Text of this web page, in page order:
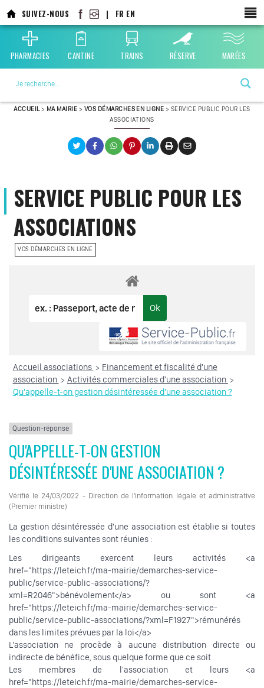
au
contenu
principal
SUIVEZ-NOUS | FR EN
PHARMACIES CANTINE TRAINS RÉSERVE MARÉES
ACCUEIL> MA MAIRIE > VOS DÉMARCHES EN LIGNE > SERVICE PUBLIC POUR LES
ASSOCIATIONS
SERVICE PUBLIC POUR LES
ASSOCIATIONS
VOS DÉMARCHES EN LIGNE
Accueil associations > Financement et fiscalité d'une
association > Activités commerciales d'une association >
Qu'appelle-t-on gestion désintéressée d'une association ?
Question-réponse
QU'APPELLE-T-ON GESTION
DÉSINTÉRESSÉE D'UNE ASSOCIATION ?
Vérifié le 24/03/2022 - Direction de l'information légale et administrative
(Premier ministre)
La gestion désintéressée d'une association est établie si toutes
les conditions suivantes sont réunies :
Les dirigeants exercent leurs activités <a
href="https://leteich.fr/ma-mairie/demarches-service-
public/service-public-associations/?
xml=R2046">bénévolement</a> ou sont <a
href="https://leteich.fr/ma-mairie/demarches-service-
public/service-public-associations/?xml=F1927">rémunérés
dans les limites prévues par la loi</a>
L'association ne procède à aucune distribution directe ou
indirecte de bénéfice, sous quelque forme que ce soit
Les membres de l'association et leurs <a
href="https://leteich.fr/ma-mairie/demarches-service-